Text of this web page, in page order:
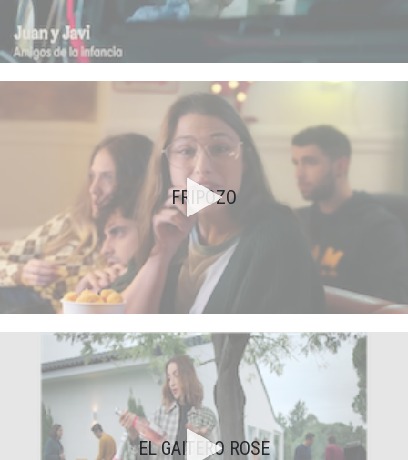
FRIPOZO
EL GAITERO ROSE